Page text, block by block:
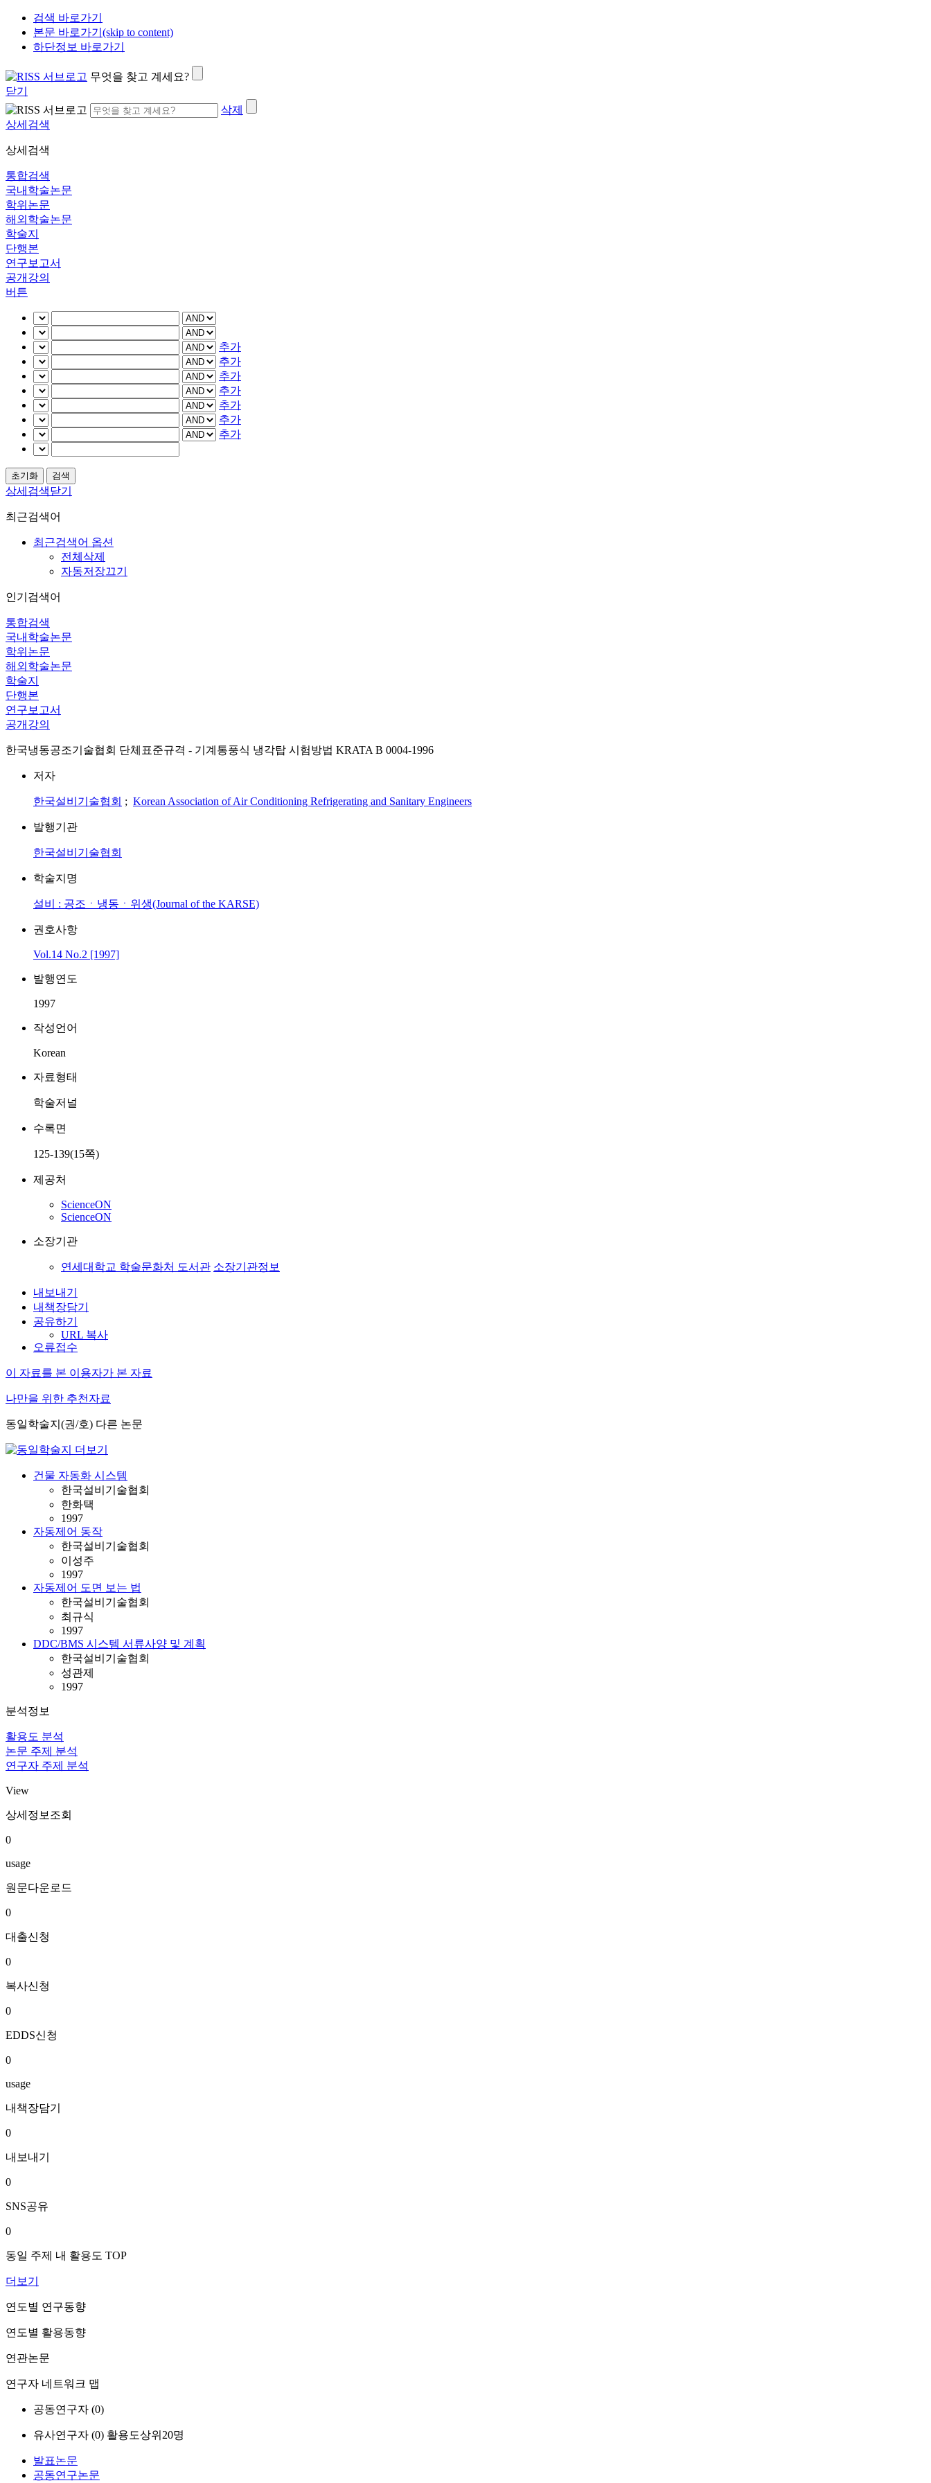
검색 바로가기
본문 바로가기(skip to content)
하단정보 바로가기
무엇을 찾고 계세요?
닫기
삭제
상세검색
상세검색
통합검색
국내학술논문
학위논문
해외학술논문
학술지
단행본
연구보고서
공개강의
버튼
추가
추가
추가
추가
추가
추가
추가
상세검색닫기
최근검색어
최근검색어 옵션
전체삭제
자동저장끄기
인기검색어
통합검색
국내학술논문
학위논문
해외학술논문
학술지
단행본
연구보고서
공개강의
한국냉동공조기술협회 단체표준규격 - 기계통풍식 냉각탑 시험방법 KRATA B 0004-1996
저자
한국설비기술협회 ; Korean Association of Air Conditioning Refrigerating and Sanitary Engineers
발행기관
한국설비기술협회
학술지명
설비 : 공조ㆍ냉동ㆍ위생(Journal of the KARSE)
권호사항
Vol.14 No.2 [1997]
발행연도
1997
작성언어
Korean
자료형태
학술저널
수록면
125-139(15쪽)
제공처
ScienceON
ScienceON
소장기관
연세대학교 학술문화처 도서관 소장기관정보
내보내기
내책장담기
공유하기
URL 복사
오류접수
이 자료를 본 이용자가 본 자료
나만을 위한 추천자료
동일학술지(권/호) 다른 논문
건물 자동화 시스템
한국설비기술협회
한화택
1997
자동제어 동작
한국설비기술협회
이성주
1997
자동제어 도면 보는 법
한국설비기술협회
최규식
1997
DDC/BMS 시스템 서류사양 및 계획
한국설비기술협회
성관제
1997
분석정보
활용도 분석
논문 주제 분석
연구자 주제 분석
View
상세정보조회
0
usage
원문다운로드
0
대출신청
0
복사신청
0
EDDS신청
0
usage
내책장담기
0
내보내기
0
SNS공유
0
동일 주제 내 활용도 TOP
더보기
연도별 연구동향
연도별 활용동향
연관논문
연구자 네트워크 맵
공동연구자 (0)
유사연구자 (0) 활용도상위20명
발표논문
공동연구논문